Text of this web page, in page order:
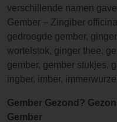
verschillende namen
Gember – Zingiber
gedroogde gember,
wortelstok, ginger thee,
gember, gember stukjes,
ingber, imber,
Gember Gezond?
Gember